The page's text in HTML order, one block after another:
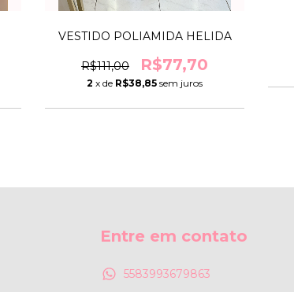
VESTIDO POLIAMIDA HELIDA
R$111,00 R$77,70
2 x de R$38,85 sem juros
Entre em contato
5583993679863